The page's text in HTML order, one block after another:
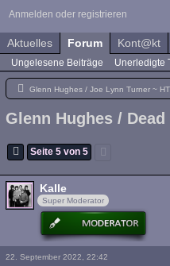
Anmelden oder registrieren
Aktuelles Forum Kont@kt
Ungelesene Beiträge Unerledigte
Glenn Hughes / Joe Lynn Turner ~
Glenn Hughes /
Seite 5 von 5
Kalle
Super Moderator
22. September 2022, 22:42